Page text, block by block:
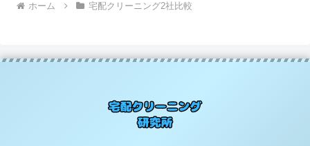
ホーム 宅配クリーニング2社比較